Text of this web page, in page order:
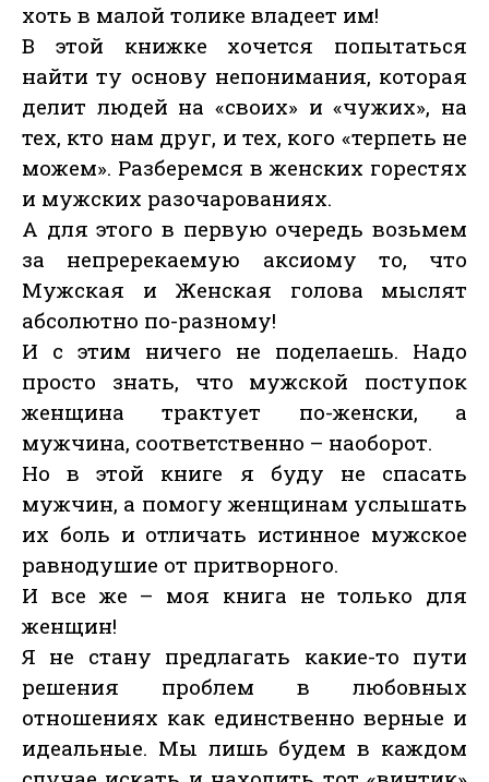
хоть в малой толике владеет им!
В этой книжке хочется попытаться
найти ту основу непонимания, которая
делит людей на «своих» и «чужих», на
тех, кто нам друг, и тех, кого «терпеть не
можем». Разберемся в женских горестях
и мужских разочарованиях.
А для этого в первую очередь возьмем
за непререкаемую аксиому то, что
Мужская и Женская голова мыслят
абсолютно по-разному!
И с этим ничего не поделаешь. Надо
просто знать, что мужской поступок
женщина трактует по-женски, а
мужчина, соответственно – наоборот.
Но в этой книге я буду не спасать
мужчин, а помогу женщинам услышать
их боль и отличать истинное мужское
равнодушие от притворного.
И все же – моя книга не только для
женщин!
Я не стану предлагать какие-то пути
решения проблем в любовных
отношениях как единственно верные и
идеальные. Мы лишь будем в каждом